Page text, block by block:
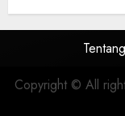
Copyright © All